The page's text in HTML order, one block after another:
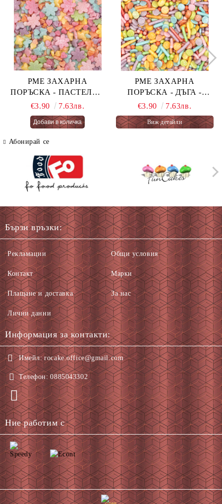
PME ЗАХАРНА
ПОРЪСКА - ПАСТЕЛНА
ОГНЕНА ТОРТА -
PASTEL FAIRY CAKES
66 гр.
€3.90 7.63лв.
PME ЗАХАРНА
ПОРЪСКА - ДЪГА -
€3.90 7.63лв.
Виж детайли
Абонирай се
Бързи връзки:
Рекламации
Контакт
Плащане и доставка
Лични данни
Общи условия
Марки
За нас
Информация за контакти:
Имейл: rocake.office@gmail.com
Телефон: 0885043302
Ние работим с